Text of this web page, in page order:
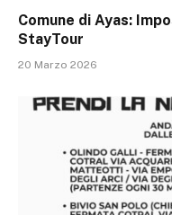
Comune di Ayas:
StayTour
20 Marzo 2026